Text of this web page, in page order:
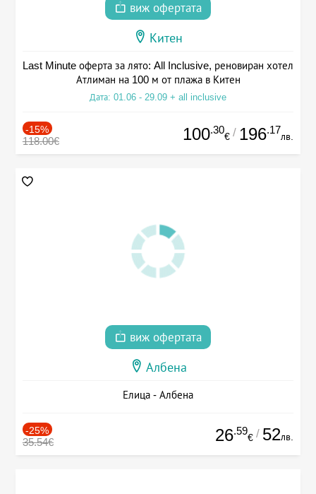
виж офертата
Китен
Last Minute оферта за лято: All Inclusive, реновиран хотел
Атлиман на 100 м от плажа в Китен
Дата: 01.06 - 29.09 + all inclusive
-15%
118.00€ 100.30
€ / 196.17
лв.
виж офертата
Албена
Елица - Албена
-25%
35.54€ 26.59
€ / 52лв.